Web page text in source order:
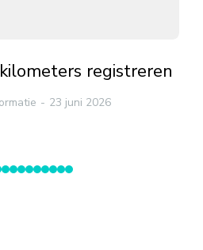
registreren
23 juni 2026